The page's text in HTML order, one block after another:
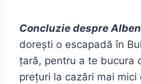
Concluzie despre
dorești o escapadă în
țară, pentru a te bucura
prețuri la cazări mai mici